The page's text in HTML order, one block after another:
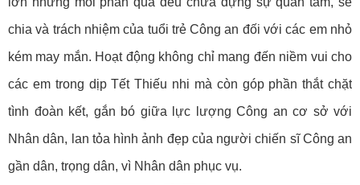
chia và trách nhiệm của tuổi trẻ Công an đối với các em nhỏ
kém may mắn. Hoạt động không chỉ mang đến niềm vui cho
các em trong dịp Tết Thiếu nhi mà còn góp phần thắt chặt
tình đoàn kết, gắn bó giữa lực lượng Công an cơ sở với
Nhân dân, lan tỏa hình ảnh đẹp của người chiến sĩ Công an
gần dân, trọng dân, vì Nhân dân phục vụ.